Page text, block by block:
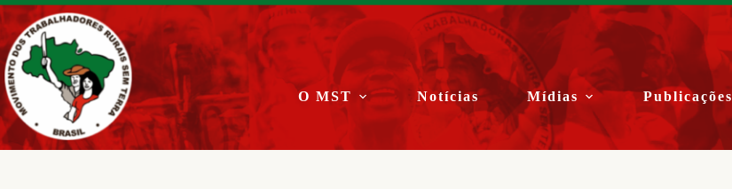
Pular
para
o
conteúdo
O MST Notícias Mídias Publicações